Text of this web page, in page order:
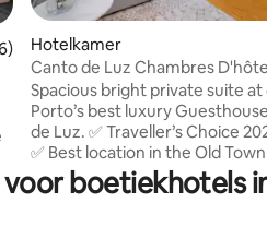
beoordeling van 5 op 5, 6
Hotelkamer
Canto de Luz Chambres
Uitzicht op de stad | Ontbijt
Spacious bright private suite
Porto’s best luxury
de Luz. ✅ Traveller’s Choice 2026 winner
✅ Best location in the Old
SuperKing Wide Double Bed or
beds ✅ 2 single sofa beds to
boetiekhotels